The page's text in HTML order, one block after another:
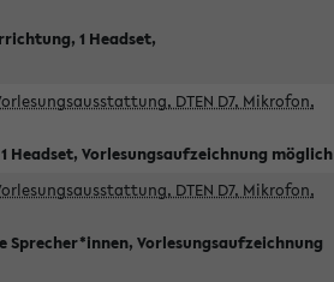
1 Headset,
DTEN D7, Mikrofon,
Vorlesungsaufzeichnung möglich
DTEN D7, Mikrofon,
Vorlesungsaufzeichnung